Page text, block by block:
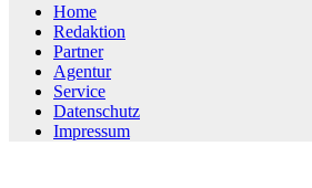
Home
Redaktion
Partner
Agentur
Service
Datenschutz
Impressum